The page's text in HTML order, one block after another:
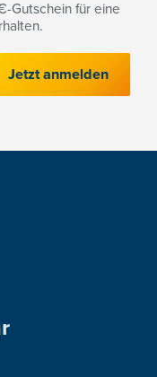
Gutschein für eine
Jetzt anmelden